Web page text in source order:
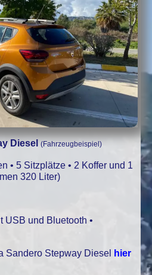
Diesel (Fahrzeugbeispiel)
320 Liter)
Sandero Stepway Diesel
hier